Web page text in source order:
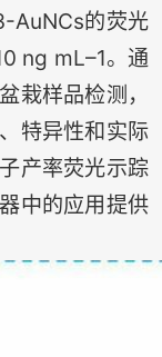
AuNCs的荧光
ng mL–1。通
栽样品检测，
特异性和实际
产率荧光示踪
中的应用提供